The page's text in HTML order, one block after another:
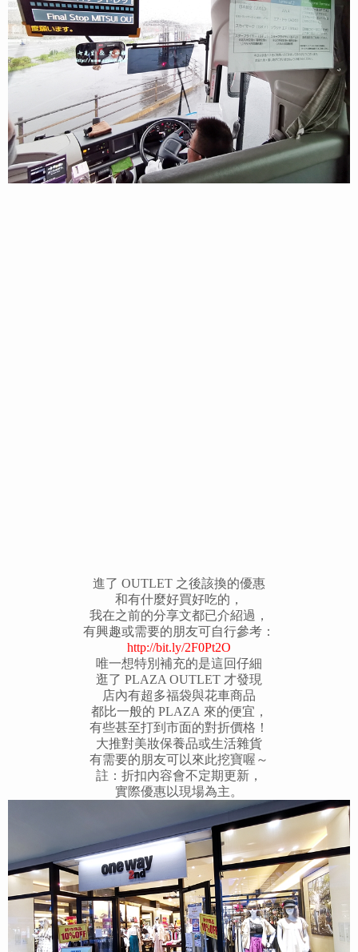
進了 OUTLET 之後該換的優惠
和有什麼好買好吃的，
我在之前的分享文都已介紹過，
有興趣或需要的朋友可自行參考：
http://bit.ly/2F0Pt2O
唯一想特別補充的是這回仔細
逛了 PLAZA OUTLET 才發現
店內有超多福袋與花車商品
都比一般的 PLAZA 來的便宜，
有些甚至打到市面的對折價格！
大推對美妝保養品或生活雜貨
有需要的朋友可以來此挖寶喔～
註：折扣內容會不定期更新，
實際優惠以現場為主。